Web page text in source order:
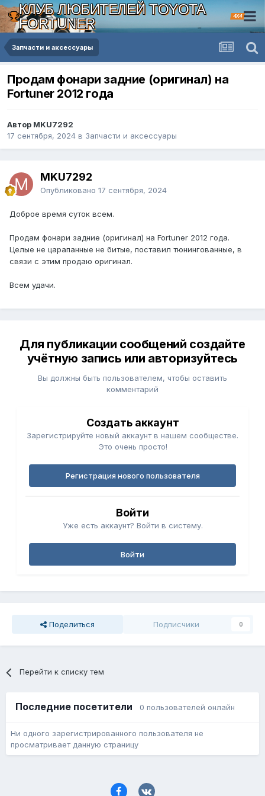
КЛУБ ЛЮБИТЕЛЕЙ TOYOTA
FORTUNER
4X4
Запчасти и аксессуары
Продам фонари задние (оригинал) на
Fortuner 2012 года
Автор MKU7292
17 сентября, 2024 в Запчасти и аксессуары
MKU7292
Опубликовано 17 сентября, 2024
Доброе время суток всем.
Продам фонари задние (оригинал) на Fortuner 2012 года.
Целые не царапанные не битые, поставил тюнингованные, в
связи с этим продаю оригинал.
Всем удачи.
Для публикации сообщений создайте
учётную запись или авторизуйтесь
Вы должны быть пользователем, чтобы оставить
комментарий
Создать аккаунт
Зарегистрируйте новый аккаунт в нашем сообществе.
Это очень просто!
Регистрация нового пользователя
Войти
Уже есть аккаунт? Войти в систему.
Войти
Поделиться Подписчики 0
Перейти к списку тем
Последние посетители 0 пользователей онлайн
Ни одного зарегистрированного пользователя не
просматривает данную страницу